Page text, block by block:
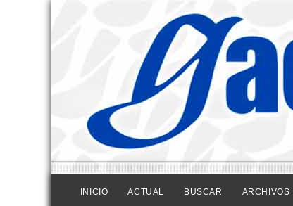
INICIO ACTUAL BUSCAR ARCHIVOS